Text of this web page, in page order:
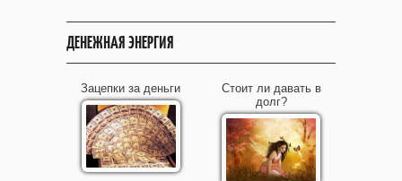
ДЕНЕЖНАЯ ЭНЕРГИЯ
Зацепки за деньги
Стоит ли давать в
долг?